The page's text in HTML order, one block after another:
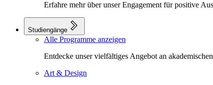
Erfahre mehr über unser Engagement für positive
Studiengänge
Alle Programme anzeigen
Entdecke unser vielfältiges Angebot an
Art & Design